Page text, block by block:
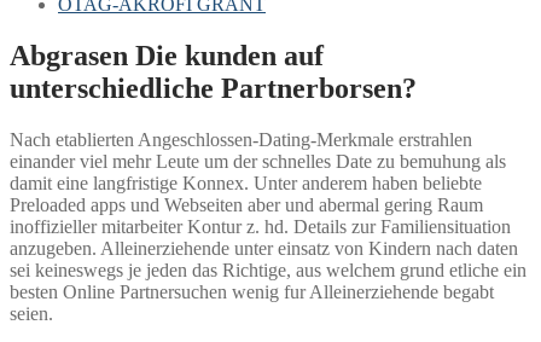
OTAG-AKROFI GRANT
Abgrasen Die kunden auf
unterschiedliche Partnerborsen?
Nach etablierten Angeschlossen-Dating-Merkmale erstrahlen
einander viel mehr Leute um der schnelles Date zu bemuhung als
damit eine langfristige Konnex. Unter anderem haben beliebte
Preloaded apps und Webseiten aber und abermal gering Raum
inoffizieller mitarbeiter Kontur z. hd. Details zur Familiensituation
anzugeben. Alleinerziehende unter einsatz von Kindern nach daten
sei keineswegs je jeden das Richtige, aus welchem grund etliche ein
besten Online Partnersuchen wenig fur Alleinerziehende begabt
seien.